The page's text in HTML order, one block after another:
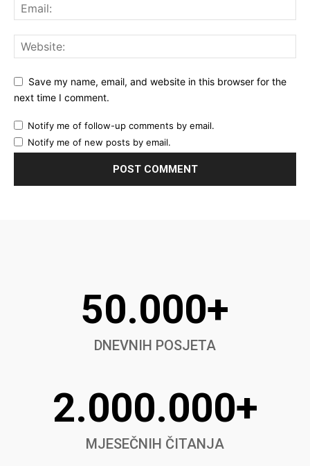
Save my name, email, and website in this browser for the
next time I comment.
Notify me of follow-up comments by email.
Notify me of new posts by email.
50.000+
DNEVNIH POSJETA
2.000.000+
MJESEČNIH ČITANJA